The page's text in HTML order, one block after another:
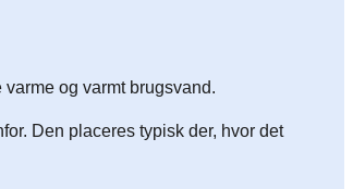
og varmt brugsvand.
Den placeres typisk der, hvor det